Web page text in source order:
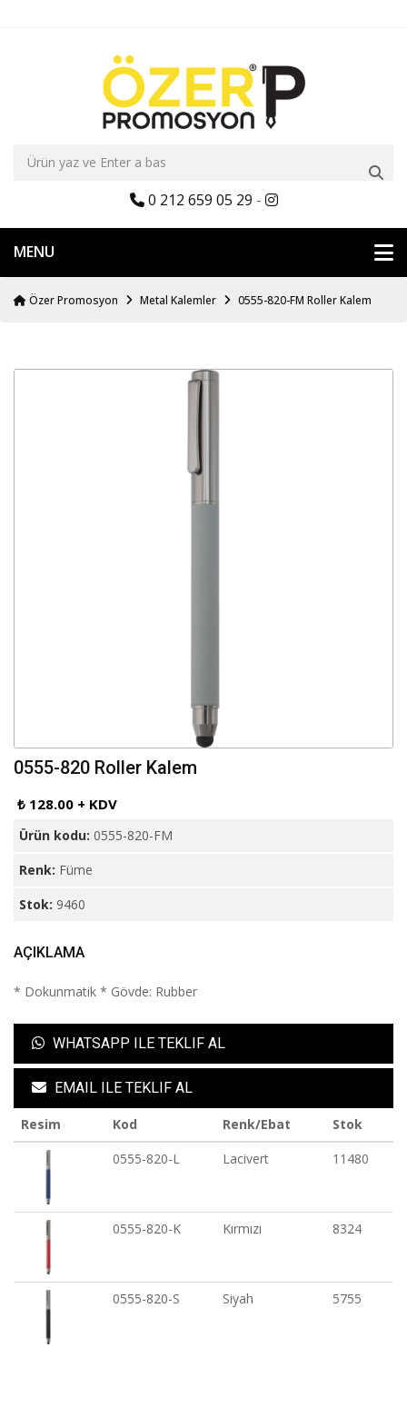
0 212 659 05 29 -
MENU
Özer Promosyon Metal Kalemler 0555-820-FM Roller Kalem
0555-820 Roller Kalem
₺ 128.00 + KDV
Ürün kodu: 0555-820-FM
Renk: Füme
Stok: 9460
AÇIKLAMA
* Dokunmatik * Gövde: Rubber
WHATSAPP ILE TEKLIF AL
EMAIL ILE TEKLIF AL
Resim Kod Renk/Ebat
Stok
0555-820-L
Lacivert 11480
0555-820-K Kırmızı 8324
0555-820-S Siyah 5755